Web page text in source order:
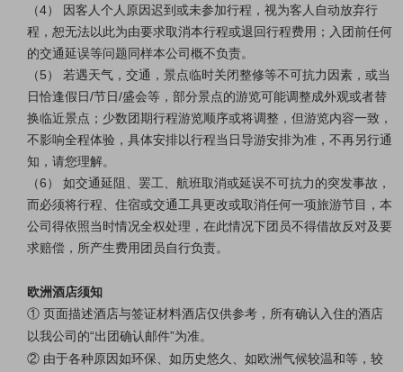
（4） 因客人个人原因迟到或未参加行程，视为客人自动放弃行
程，恕无法以此为由要求取消本行程或退回行程费用；入团前任何
的交通延误等问题同样本公司概不负责。
（5） 若遇天气，交通，景点临时关闭整修等不可抗力因素，或当
日恰逢假日/节日/盛会等，部分景点的游览可能调整成外观或者替
换临近景点；少数团期行程游览顺序或将调整，但游览内容一致，
不影响全程体验，具体安排以行程当日导游安排为准，不再另行通
知，请您理解。
（6） 如交通延阻、罢工、航班取消或延误不可抗力的突发事故，
而必须将行程、住宿或交通工具更改或取消任何一项旅游节目，本
公司得依照当时情况全权处理，在此情况下团员不得借故反对及要
求赔偿，所产生费用团员自行负责。
欧洲酒店须知
① 页面描述酒店与签证材料酒店仅供参考，所有确认入住的酒店
以我公司的“出团确认邮件”为准。
② 由于各种原因如环保、如历史悠久、如欧洲气候较温和等，较